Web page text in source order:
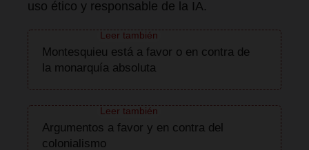
uso ético y responsable de la IA.
Montesquieu está a favor o en contra de
la monarquía absoluta
Argumentos a favor y en contra del
colonialismo